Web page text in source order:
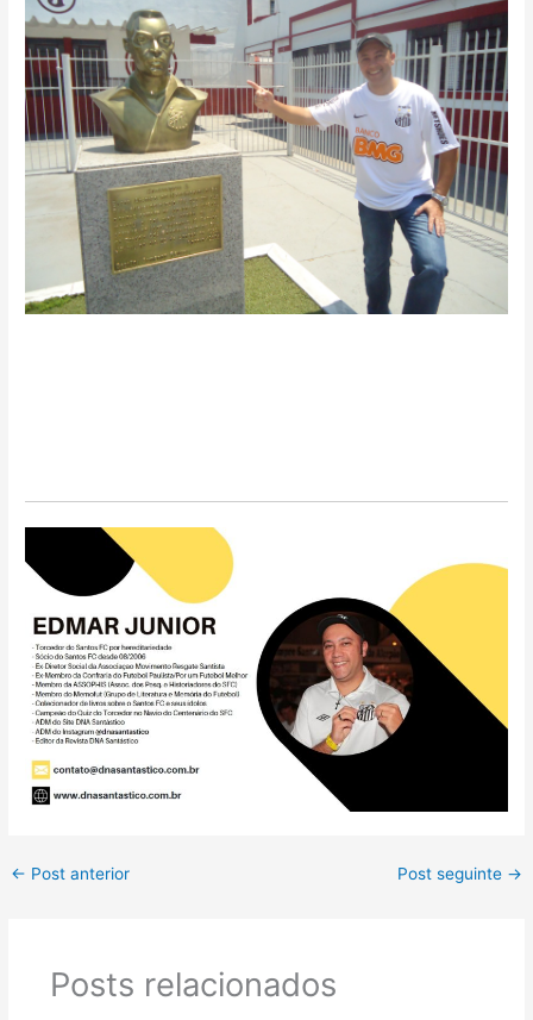
← Post anterior Post seguinte →
Posts relacionados